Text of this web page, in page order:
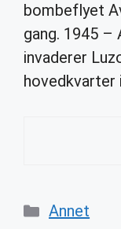
bombeflyet
gang. 1945 –
invaderer
hovedkvarter
Categories
Annet